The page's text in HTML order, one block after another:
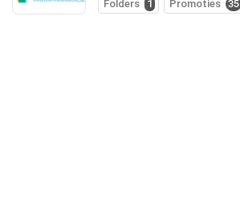
Folders 1 Promoties 35